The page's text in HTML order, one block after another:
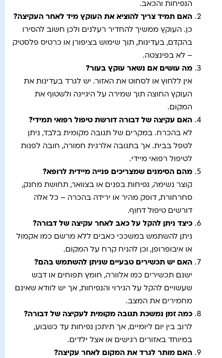
הנפיחות והכאב.
האם תמיד צריך להוציא את העוקץ מיד לאחר העקיצה?
כן. העוקץ ממשיך להחדיר רעלנים ולכן חשוב להסירו
בהקדם, בעדינות, תוך שימוש בציפורן או כרטיס פלסטיק
– לא בפינצטה.
מה עושים אם נשאר עוקץ בעור?
אין ללחוץ או לסחוט את האזור. יש לגרד בעדינות את
העוקץ החוצה תוך שמירה על היגיינה ולשטוף את
המקום.
האם עקיצה של דבורה דורשת טיפול רפואי תמידי?
לא בהכרח. במקרים של תגובה מקומית בלבד, ניתן
לטפל בבית. אך בתגובה אלרגית חמורה, חובה לפנות
לטיפול רפואי מיידי.
מהם הסימנים שמצריכים פנייה מיידית לרופא?
קוצר נשימה, נפיחות בפנים או בצוואר, תחושת מחנק,
סחרחורת, דופק מהיר או ירידה בהכרה – כל אלה
דורשים טיפול דחוף.
כיצד ניתן להקל על כאב לאחר עקיצה של דבורה?
ניתן להשתמש במשככי כאבים ללא מרשם כמו אקמול
או איבופרופן, וכן להניח קרח על המקום.
האם יש תכשירים טבעיים שניתן להשתמש בהם?
ישנם תכשירים כמו אלוורה, חומץ תפוחים או דבש
שעשויים להקל על הגירוי והנפיחות, אך יש לוודא שאינם
מחמירים את המצב.
כמה זמן נמשכת תגובה מקומית לעקיצה של דבורה?
לרוב בין יום ליומיים, אך תיתכן נפיחות עד כשבוע,
במיוחד באזורים רגישים או אצל ילדים.
האם מותר לגרד את המקום לאחר עקיצה?